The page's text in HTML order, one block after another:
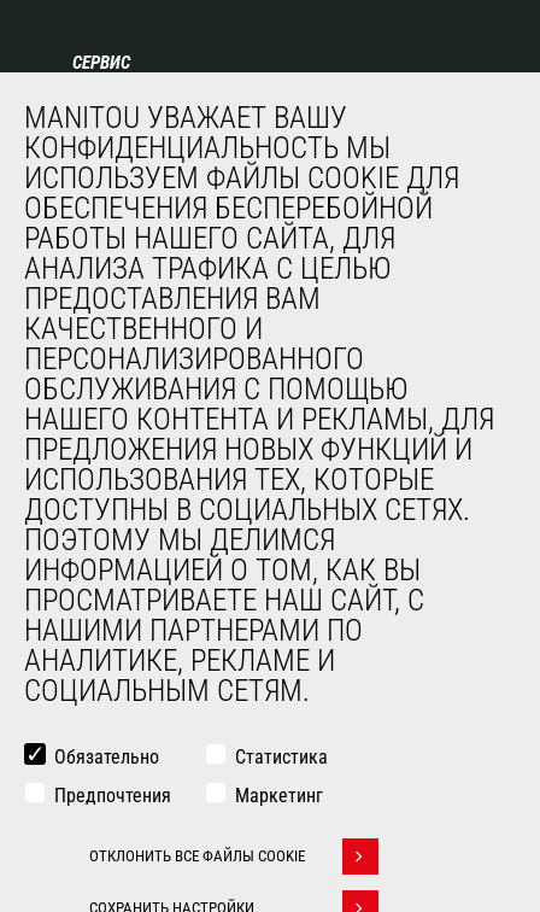
СЕРВИС
Финансирование
Продленная гарантия
Контракты на техническое обслуживание
Запасные части
Система удаленного мониторинга
Программное обеспечение для диагностики и
обслуживания
Обучение
Подержанное оборудование
О НАС
Компания
Контакты
Юридическая информация
Мероприятия
Новости
История
General Terms and Conditions of Sale
ДРУГИЕ САЙТЫ ГРУППЫ
Used Manitou Machines
Gehl
MANITOU УВАЖАЕТ ВАШУ
КОНФИДЕНЦИАЛЬНОСТЬ МЫ
ИСПОЛЬЗУЕМ ФАЙЛЫ COOKIE ДЛЯ
ОБЕСПЕЧЕНИЯ БЕСПЕРЕБОЙНОЙ
РАБОТЫ НАШЕГО САЙТА, ДЛЯ
АНАЛИЗА ТРАФИКА С ЦЕЛЬЮ
ПРЕДОСТАВЛЕНИЯ ВАМ
КАЧЕСТВЕННОГО И
ПЕРСОНАЛИЗИРОВАННОГО
ОБСЛУЖИВАНИЯ С ПОМОЩЬЮ
НАШЕГО КОНТЕНТА И РЕКЛАМЫ, ДЛЯ
ПРЕДЛОЖЕНИЯ НОВЫХ ФУНКЦИЙ И
ИСПОЛЬЗОВАНИЯ ТЕХ, КОТОРЫЕ
ДОСТУПНЫ В СОЦИАЛЬНЫХ СЕТЯХ.
ПОЭТОМУ МЫ ДЕЛИМСЯ
ИНФОРМАЦИЕЙ О ТОМ, КАК ВЫ
ПРОСМАТРИВАЕТЕ НАШ САЙТ, С
НАШИМИ ПАРТНЕРАМИ ПО
АНАЛИТИКЕ, РЕКЛАМЕ И
СОЦИАЛЬНЫМ СЕТЯМ.
Обязательно
Статистика
Предпочтения
Маркетинг
ОТКЛОНИТЬ ВСЕ ФАЙЛЫ COOKIE
СОХРАНИТЬ НАСТРОЙКИ